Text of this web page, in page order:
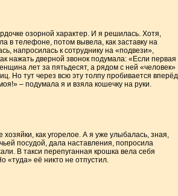
озорной характер. И я решилась. Хотя,
в телефоне, потом вывела, как заставку на
напросилась к сотруднику на «подвези»,
нажать дверной звонок подумала: «Если первая
лет за пятьдесят, а рядом с ней «человек»
Но тут через всю эту толпу пробивается вперёд
– подумала я и взяла кошечку на руки.
как угорелое. А я уже улыбалась, зная,
посудой, дала наставления, попросила
В такси перепуганная крошка вела себя
«туда» её никто не отпустил.